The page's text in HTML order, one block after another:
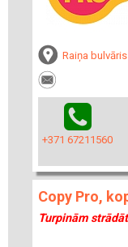
Raiņa
+371 67211560
Copy Pro,
Turpinām